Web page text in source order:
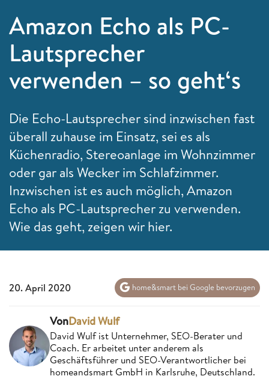
Amazon Echo als PC-
Lautsprecher
verwenden – so geht‘s
Die Echo-Lautsprecher sind inzwischen fast
überall zuhause im Einsatz, sei es als
Küchenradio, Stereoanlage im Wohnzimmer
oder gar als Wecker im Schlafzimmer.
Inzwischen ist es auch möglich, Amazon
Echo als PC-Lautsprecher zu verwenden.
Wie das geht, zeigen wir hier.
20. April 2020 home&smart bei Google bevorzugen
VonDavid Wulf
David Wulf ist Unternehmer, SEO-Berater und
Coach. Er arbeitet unter anderem als
Geschäftsführer und SEO-Verantwortlicher bei
homeandsmart GmbH in Karlsruhe, Deutschland.